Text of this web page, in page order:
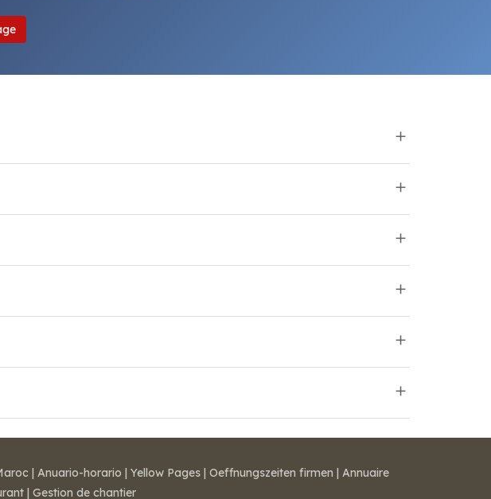
| Anuario-horario | Yellow Pages | Oeffnungszeiten firmen | Annuaire
| Gestion de chantier